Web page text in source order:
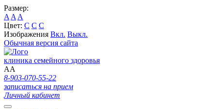
Размер:
A A A
Цвет: C C C
Изображения Вкл. Выкл.
Обычная версия сайта
клиника семейного здоровья
AA
8-903-070-55-22
записаться на прием
Личный кабинет